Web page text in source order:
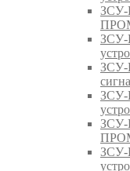
ЗСУ-
ЗСУ-
ЗСУ-
ЗСУ-
ЗСУ-
ЗСУ-